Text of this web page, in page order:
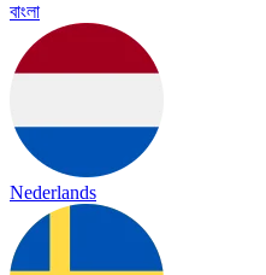
বাংলা
Nederlands